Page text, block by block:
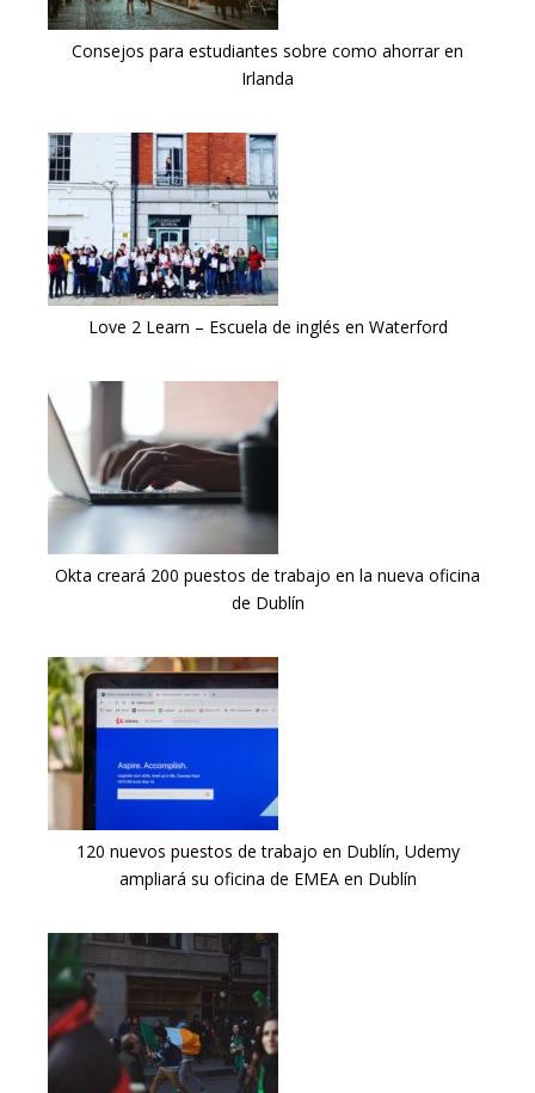
Consejos para estudiantes sobre como ahorrar en
Irlanda
Love 2 Learn – Escuela de inglés en Waterford
Okta creará 200 puestos de trabajo en la nueva oficina
de Dublín
120 nuevos puestos de trabajo en Dublín, Udemy
ampliará su oficina de EMEA en Dublín